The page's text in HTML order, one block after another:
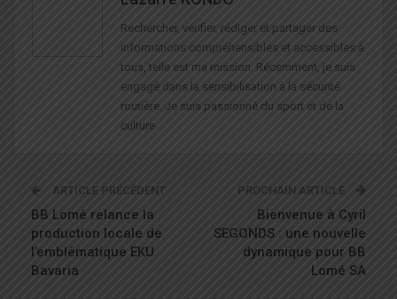
Rechercher, vérifier, rédiger et partager des
informations compréhensibles et accessibles à
tous, telle est ma mission. Récemment, je suis
engagé dans la sensibilisation à la sécurité
routière. Je suis passionné du sport et de la
culture.
ARTICLE PRÉCÉDENT
BB Lomé relance la
production locale de
l’emblématique EKU
Bavaria
PROCHAIN ARTICLE
Bienvenue à Cyril
SEGONDS : une nouvelle
dynamique pour BB
Lomé SA